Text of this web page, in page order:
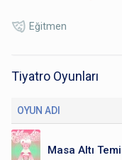
Eğitmen
Tiyatro Oyunları
OYUN ADI
Masa Altı